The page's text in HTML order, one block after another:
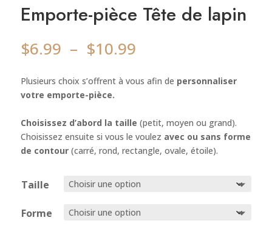
Emporte-pièce Tête de lapin
$6.99 – $10.99Plage
prix :
$6.99
$10.99
Plusieurs choix s’offrent à vous afin de personnaliser
votre emporte-pièce.
Choisissez d’abord la taille (petit, moyen ou grand).
Choisissez ensuite si vous le voulez avec ou sans forme
de contour(carré, rond, rectangle, ovale, étoile).
Taille
Forme